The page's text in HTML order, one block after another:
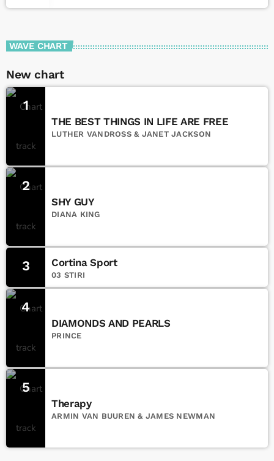
WAVE CHART
New chart
1
THE BEST THINGS IN LIFE ARE FREE
LUTHER VANDROSS & JANET JACKSON
2
SHY GUY
DIANA KING
3 Cortina Sport
03 STIRI
4
DIAMONDS AND PEARLS
PRINCE
5
Therapy
ARMIN VAN BUUREN & JAMES NEWMAN